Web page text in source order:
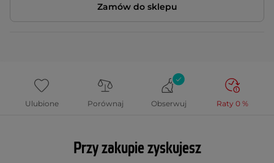
Zamów do sklepu
Ulubione Porównaj Obserwuj Raty 0 %
Przy zakupie zyskujesz